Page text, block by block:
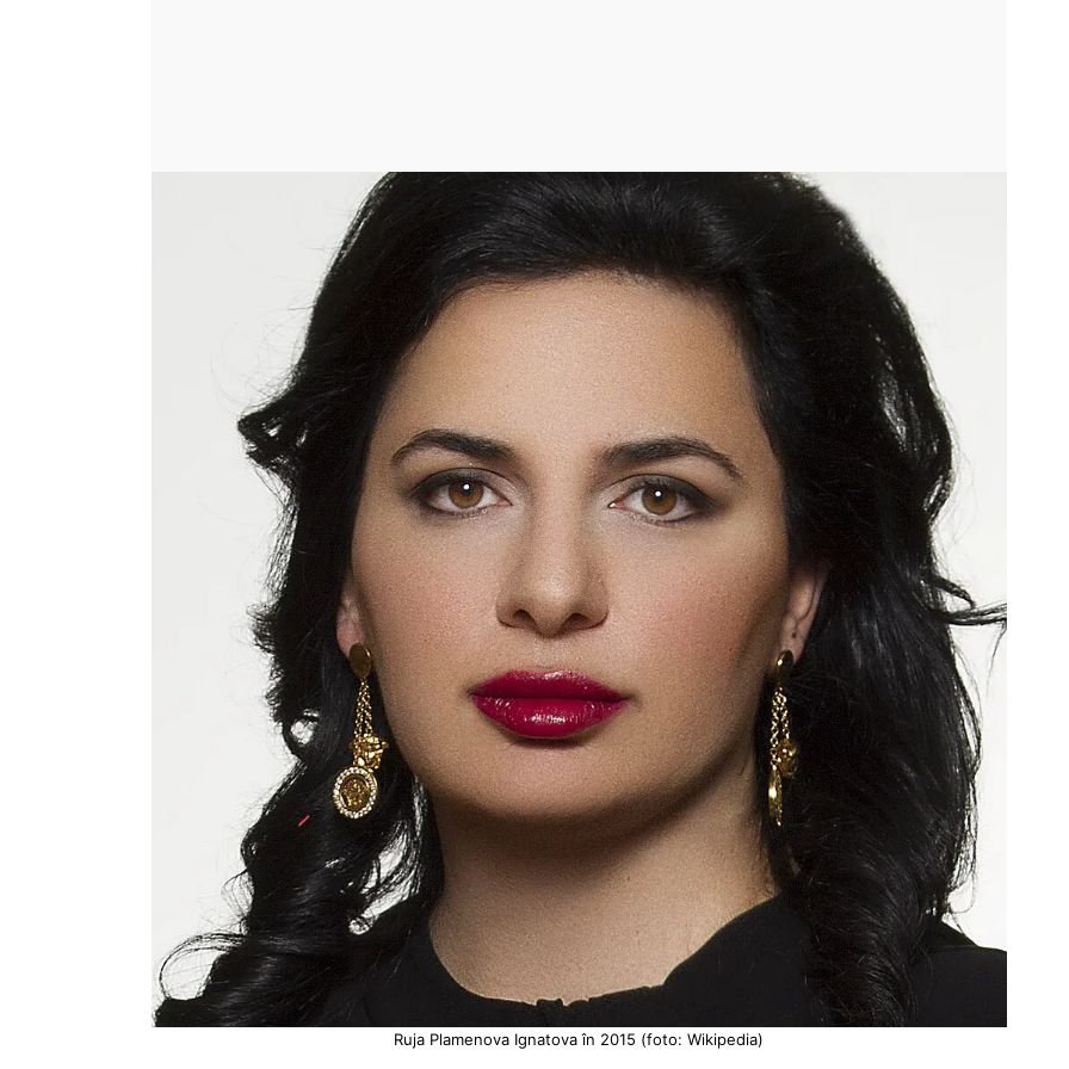
Ruja Plamenova Ignatova în 2015 (foto: Wikipedia)